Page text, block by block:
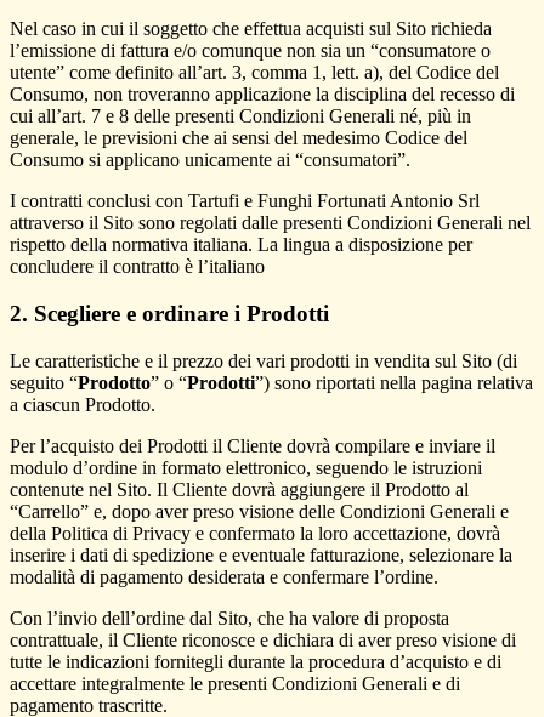
Nel caso in cui il soggetto che effettua acquisti sul Sito richieda
l’emissione di fattura e/o comunque non sia un “consumatore o
utente” come definito all’art. 3, comma 1, lett. a), del Codice del
Consumo, non troveranno applicazione la disciplina del recesso di
cui all’art. 7 e 8 delle presenti Condizioni Generali né, più in
generale, le previsioni che ai sensi del medesimo Codice del
Consumo si applicano unicamente ai “consumatori”.
I contratti conclusi con Tartufi e Funghi Fortunati Antonio Srl
attraverso il Sito sono regolati dalle presenti Condizioni Generali nel
rispetto della normativa italiana. La lingua a disposizione per
concludere il contratto è l’italiano
2. Scegliere e ordinare i Prodotti
Le caratteristiche e il prezzo dei vari prodotti in vendita sul Sito (di
seguito “Prodotto” o “Prodotti”) sono riportati nella pagina relativa
a ciascun Prodotto.
Per l’acquisto dei Prodotti il Cliente dovrà compilare e inviare il
modulo d’ordine in formato elettronico, seguendo le istruzioni
contenute nel Sito. Il Cliente dovrà aggiungere il Prodotto al
“Carrello” e, dopo aver preso visione delle Condizioni Generali e
della Politica di Privacy e confermato la loro accettazione, dovrà
inserire i dati di spedizione e eventuale fatturazione, selezionare la
modalità di pagamento desiderata e confermare l’ordine.
Con l’invio dell’ordine dal Sito, che ha valore di proposta
contrattuale, il Cliente riconosce e dichiara di aver preso visione di
tutte le indicazioni fornitegli durante la procedura d’acquisto e di
accettare integralmente le presenti Condizioni Generali e di
pagamento trascritte.